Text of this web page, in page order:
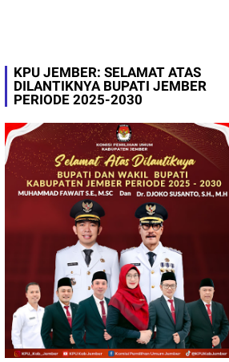
KPU JEMBER: SELAMAT ATAS
DILANTIKNYA BUPATI JEMBER
PERIODE 2025-2030